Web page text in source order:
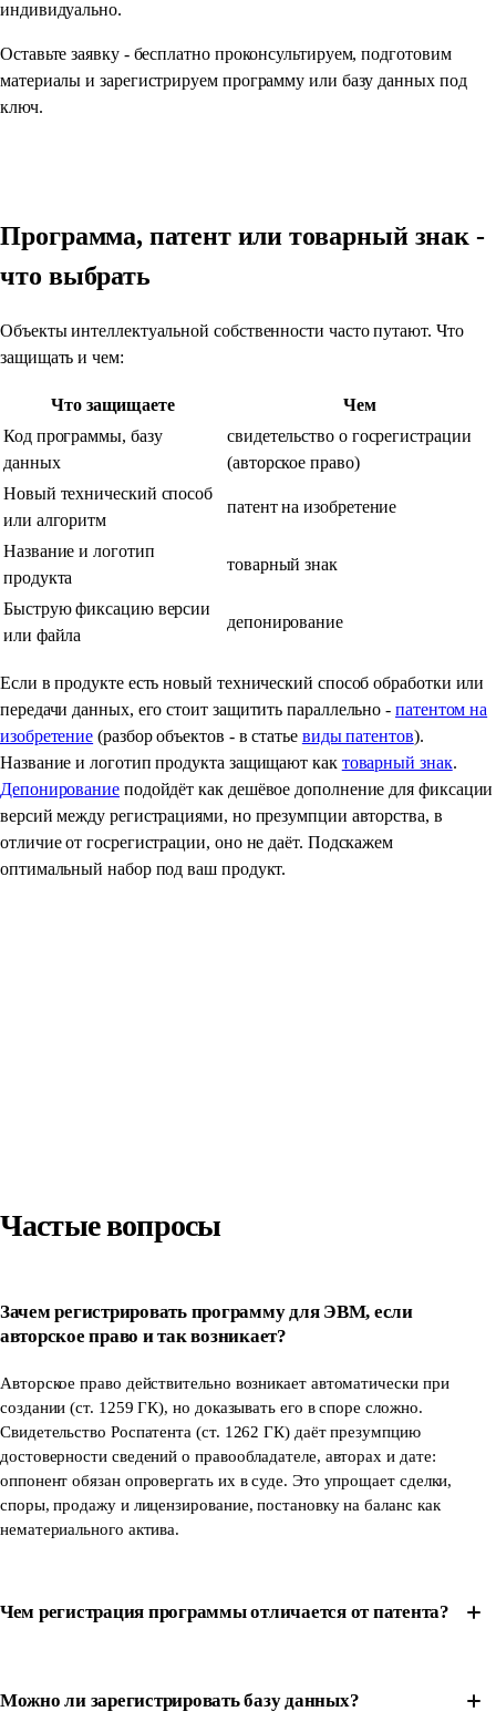
индивидуально.
Оставьте заявку - бесплатно проконсультируем, подготовим
материалы и зарегистрируем программу или базу данных под
ключ.
Программа, патент или товарный знак -
что выбрать
Объекты интеллектуальной собственности часто путают. Что
защищать и чем:
Что защищаете
Чем
Код программы, базу
данных
свидетельство о госрегистрации
(авторское право)
Новый технический способ
или алгоритм
патент на изобретение
Название и логотип
продукта
товарный знак
Быструю фиксацию версии
или файла
депонирование
Если в продукте есть новый технический способ обработки или
передачи данных, его стоит защитить параллельно -патентом на
изобретение (разбор объектов - в статье виды патентов).
Название и логотип продукта защищают как товарный знак.
Депонированиеподойдёт как дешёвое дополнение для фиксации
версий между регистрациями, но презумпции авторства, в
отличие от госрегистрации, оно не даёт. Подскажем
оптимальный набор под ваш продукт.
Частые вопросы
Зачем регистрировать программу для ЭВМ, если
авторское право и так возникает?
Авторское право действительно возникает автоматически при
создании (ст. 1259 ГК), но доказывать его в споре сложно.
Свидетельство Роспатента (ст. 1262 ГК) даёт презумпцию
достоверности сведений о правообладателе, авторах и дате:
оппонент обязан опровергать их в суде. Это упрощает сделки,
споры, продажу и лицензирование, постановку на баланс как
нематериального актива.
Чем регистрация программы отличается от патента?
Можно ли зарегистрировать базу данных?